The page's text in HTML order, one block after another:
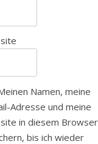
Namen, meine
Adresse und meine
in diesem Browser
bis ich wieder